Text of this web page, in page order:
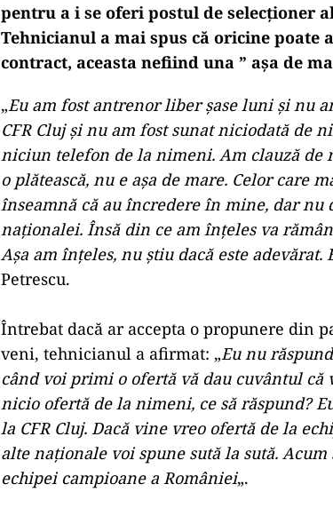
pentru a i se oferi postul de selecţioner
Tehnicianul a mai spus că oricine poate
contract, aceasta nefiind una ” aşa de
„Eu am fost antrenor liber şase luni şi nu
CFR Cluj şi nu am fost sunat niciodată de
niciun telefon de la nimeni. Am clauză de
o plătească, nu e aşa de mare. Celor care
înseamnă că au încredere în mine, dar
naţionalei. Însă din ce am înţeles va
Aşa am înţeles, nu ştiu dacă este adevărat.
Petrescu.
Întrebat dacă ar accepta o propunere din
veni, tehnicianul a afirmat: „Eu nu
când voi primi o ofertă vă dau cuvântul că
nicio ofertă de la nimeni, ce să răspund?
la CFR Cluj. Dacă vine vreo ofertă de la
alte naţionale voi spune sută la sută.
echipei campioane a României„.